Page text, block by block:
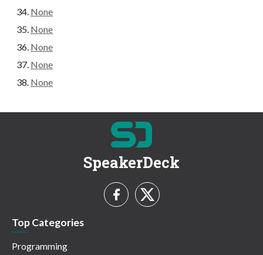
None
None
None
None
None
SpeakerDeck
Top Categories
Programming